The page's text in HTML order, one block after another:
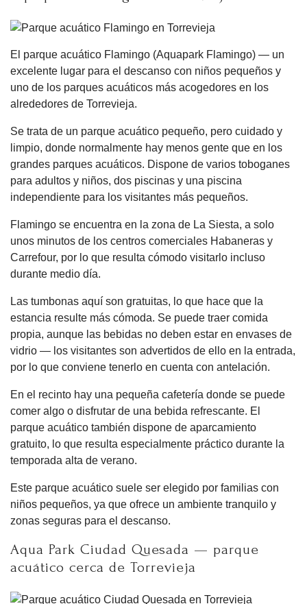
El parque acuático Flamingo (Aquapark Flamingo) — un
excelente lugar para el descanso con niños pequeños y
uno de los parques acuáticos más acogedores en los
alrededores de Torrevieja.
Se trata de un parque acuático pequeño, pero cuidado y
limpio, donde normalmente hay menos gente que en los
grandes parques acuáticos. Dispone de varios toboganes
para adultos y niños, dos piscinas y una piscina
independiente para los visitantes más pequeños.
Flamingo se encuentra en la zona de La Siesta, a solo
unos minutos de los centros comerciales Habaneras y
Carrefour, por lo que resulta cómodo visitarlo incluso
durante medio día.
Las tumbonas aquí son gratuitas, lo que hace que la
estancia resulte más cómoda. Se puede traer comida
propia, aunque las bebidas no deben estar en envases de
vidrio — los visitantes son advertidos de ello en la entrada,
por lo que conviene tenerlo en cuenta con antelación.
En el recinto hay una pequeña cafetería donde se puede
comer algo o disfrutar de una bebida refrescante. El
parque acuático también dispone de aparcamiento
gratuito, lo que resulta especialmente práctico durante la
temporada alta de verano.
Este parque acuático suele ser elegido por familias con
niños pequeños, ya que ofrece un ambiente tranquilo y
zonas seguras para el descanso.
Aqua Park Ciudad Quesada — parque
acuático cerca de Torrevieja